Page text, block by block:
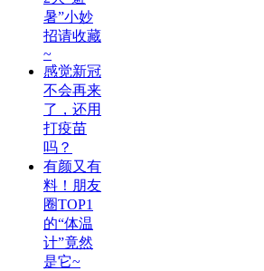
暑”小妙
招请收藏
~
感觉新冠
不会再来
了，还用
打疫苗
吗？
有颜又有
料！朋友
圈TOP1
的“体温
计”竟然
是它~